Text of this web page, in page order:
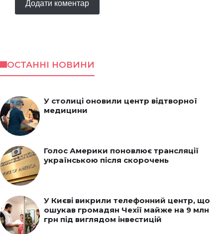
ОСТАННІ НОВИНИ
У столиці оновили центр відтворної
медицини
Голос Америки поновлює трансляції
українською після скорочень
У Києві викрили телефонний центр, що
ошукав громадян Чехії майже на 9 млн
грн під виглядом інвестицій